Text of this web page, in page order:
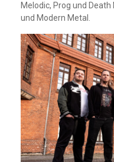
Melodic, Prog und
und Modern Metal.